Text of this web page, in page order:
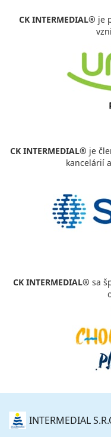
CK INTERMEDIAL® je
CK INTERMEDIAL® je
kancelárií
CK INTERMEDIAL® sa
O
NÁS INTERMEDIAL